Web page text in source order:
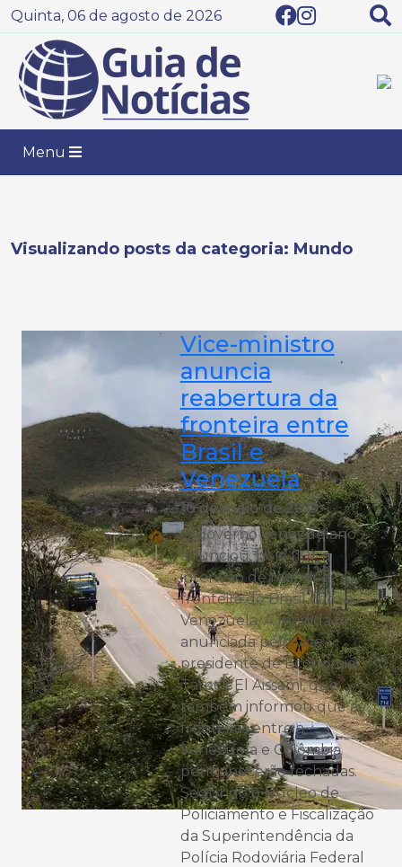
Quinta, 06 de agosto de 2026
Menu
Visualizando posts da categoria: Mundo
Vice-ministro
anuncia
reabertura da
fronteira entre
Brasil e
Venezuela
10 de maio de 2019
O governo venezuelano
anunciou, hoje (10), a
intenção de reabrir a
fronteira do Brasil com a
Venezuela. A medida foi
anunciada pelo vice-
presidente de Economia,
Tareck El Aissami, que
também informou que as
fronteiras entre a
Venezuela e Colômbia
permanecerão fechadas.
Segundo o Núcleo de
Policiamento e Fiscalização
da Superintendência da
Polícia Rodoviária Federal